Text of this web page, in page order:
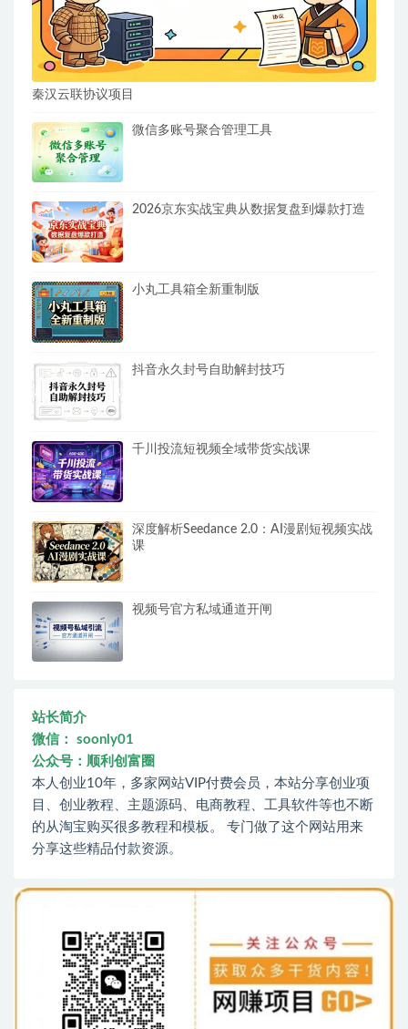
秦汉云联协议项目
微信多账号聚合管理工具
2026京东实战宝典从数据复盘到爆款打造
小丸工具箱全新重制版
抖音永久封号自助解封技巧
千川投流短视频全域带货实战课
深度解析Seedance 2.0：AI漫剧短视频实战
课
视频号官方私域通道开闸
站长简介
微信： soonly01
公众号：顺利创富圈
本人创业10年，多家网站VIP付费会员，本站分享创业项
目、创业教程、主题源码、电商教程、工具软件等也不断
的从淘宝购买很多教程和模板。 专门做了这个网站用来
分享这些精品付款资源。